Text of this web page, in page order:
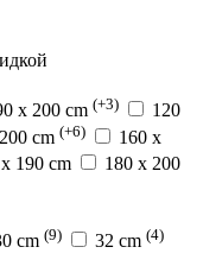
х 200 cm (+3)
120
cm (+6)
160 x
190 cm
180 x 200
cm (9) 32 cm (4)